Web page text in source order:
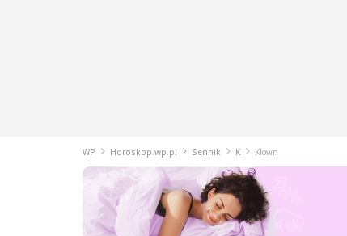
WP Horoskop.wp.pl Sennik K Klown